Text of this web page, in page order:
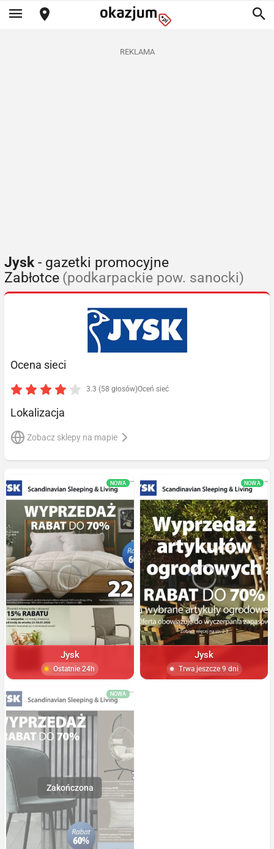
REKLAMA
Jysk- gazetki promocyjne
Zabłotce (podkarpackie pow. sanocki)
Ocena sieci
3.3 (58 głosów)Oceń sieć
Lokalizacja
Zobacz sklepy na mapie
NOWA
Jysk
Ostatnie 24h
NOWA
Jysk
Trwa jeszcze 9 dni
NOWA